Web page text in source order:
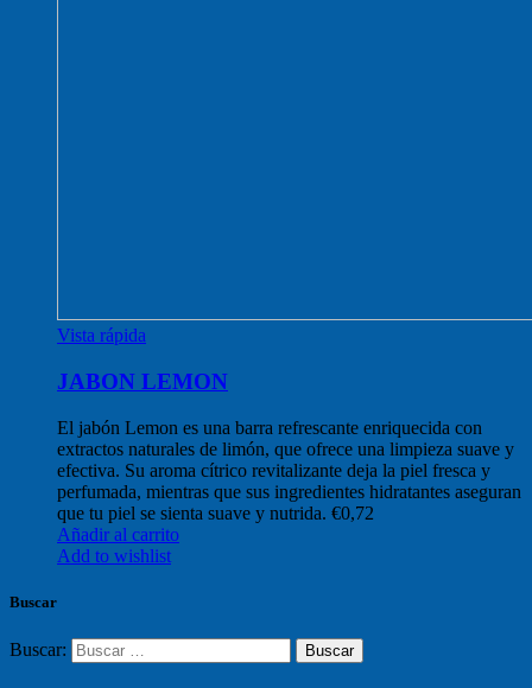
Vista rápida
JABON LEMON
El jabón Lemon es una barra refrescante enriquecida con
extractos naturales de limón, que ofrece una limpieza suave y
efectiva. Su aroma cítrico revitalizante deja la piel fresca y
perfumada, mientras que sus ingredientes hidratantes aseguran
que tu piel se sienta suave y nutrida. €0,72
Añadir al carrito
Add to wishlist
Buscar
Buscar: